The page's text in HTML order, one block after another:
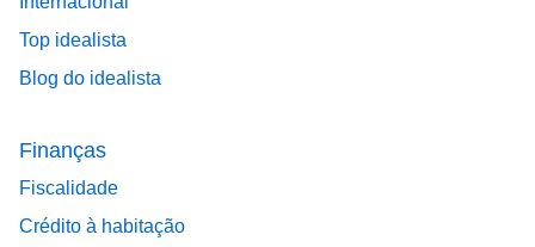
Top idealista
Blog do idealista
Finanças
Fiscalidade
Crédito à habitação